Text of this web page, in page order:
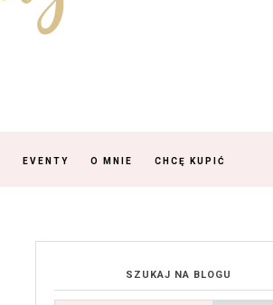
EVENTY O MNIE CHCĘ KUPIĆ
SZUKAJ NA BLOGU